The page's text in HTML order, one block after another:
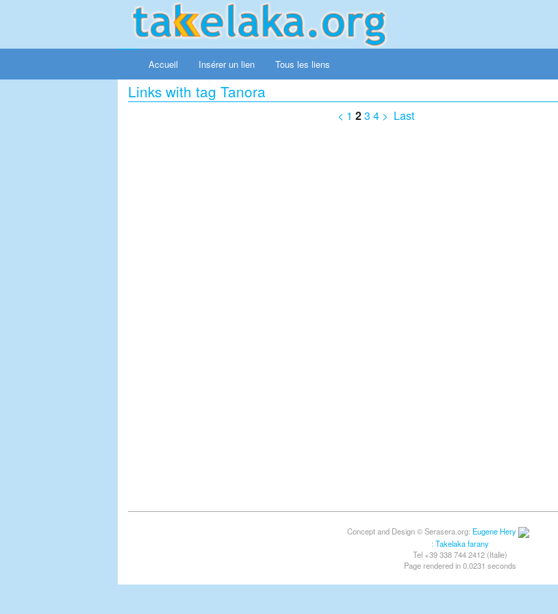
Accueil Insérer un lien Tous les liens
Links with tag Tanora
< 1 23 4 > Last
Concept and Design © Serasera.org: Eugene Hery
: Takelaka farany
Tel +39 338 744 2412 (Italie)
Page rendered in 0.0231 seconds